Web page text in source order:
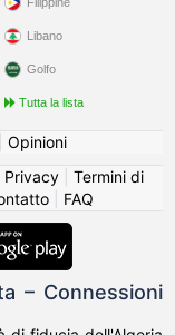
Libano
Golfo
Tutta la lista
Opinioni
Privacy| Termini di
| FAQ
– Connessioni